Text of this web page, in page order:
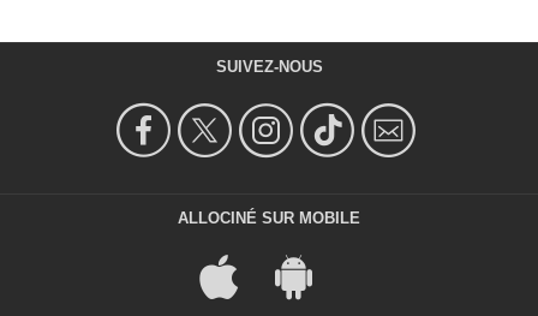
SUIVEZ-NOUS
ALLOCINÉ SUR MOBILE